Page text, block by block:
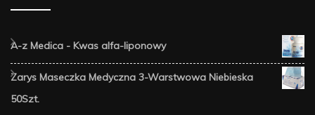
A-z Medica - Kwas alfa-liponowy
Zarys Maseczka Medyczna 3-Warstwowa Niebieska
50Szt.